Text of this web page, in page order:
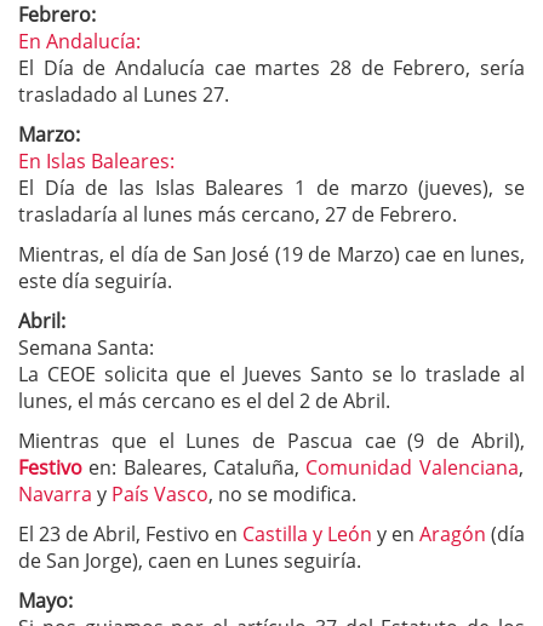
Febrero:
En Andalucía:
El Día de Andalucía cae martes 28 de Febrero, sería
trasladado al Lunes 27.
Marzo:
En Islas Baleares:
El Día de las Islas Baleares 1 de marzo (jueves), se
trasladaría al lunes más cercano, 27 de Febrero.
Mientras, el día de San José (19 de Marzo) cae en lunes,
este día seguiría.
Abril:
Semana Santa:
La CEOE solicita que el Jueves Santo se lo traslade al
lunes, el más cercano es el del 2 de Abril.
Mientras que el Lunes de Pascua cae (9 de Abril),
Festivo en: Baleares, Cataluña, Comunidad Valenciana,
Navarra y País Vasco, no se modifica.
El 23 de Abril, Festivo en Castilla y León y en Aragón (día
de San Jorge), caen en Lunes seguiría.
Mayo: